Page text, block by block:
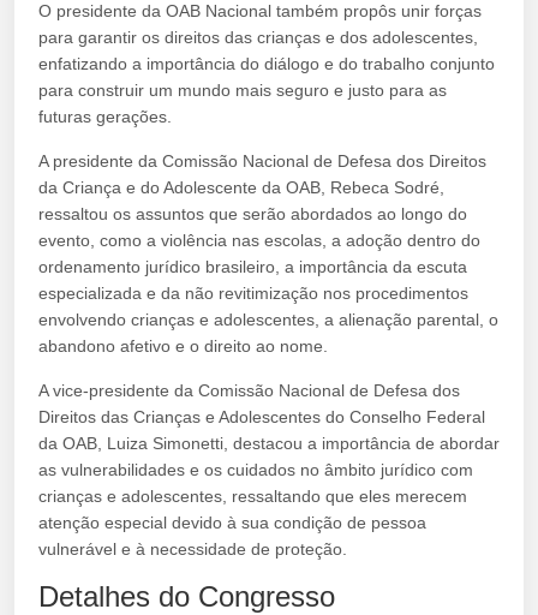
O presidente da OAB Nacional também propôs unir forças
para garantir os direitos das crianças e dos adolescentes,
enfatizando a importância do diálogo e do trabalho conjunto
para construir um mundo mais seguro e justo para as
futuras gerações.
A presidente da Comissão Nacional de Defesa dos Direitos
da Criança e do Adolescente da OAB, Rebeca Sodré,
ressaltou os assuntos que serão abordados ao longo do
evento, como a violência nas escolas, a adoção dentro do
ordenamento jurídico brasileiro, a importância da escuta
especializada e da não revitimização nos procedimentos
envolvendo crianças e adolescentes, a alienação parental, o
abandono afetivo e o direito ao nome.
A vice-presidente da Comissão Nacional de Defesa dos
Direitos das Crianças e Adolescentes do Conselho Federal
da OAB, Luiza Simonetti, destacou a importância de abordar
as vulnerabilidades e os cuidados no âmbito jurídico com
crianças e adolescentes, ressaltando que eles merecem
atenção especial devido à sua condição de pessoa
vulnerável e à necessidade de proteção.
Detalhes do Congresso